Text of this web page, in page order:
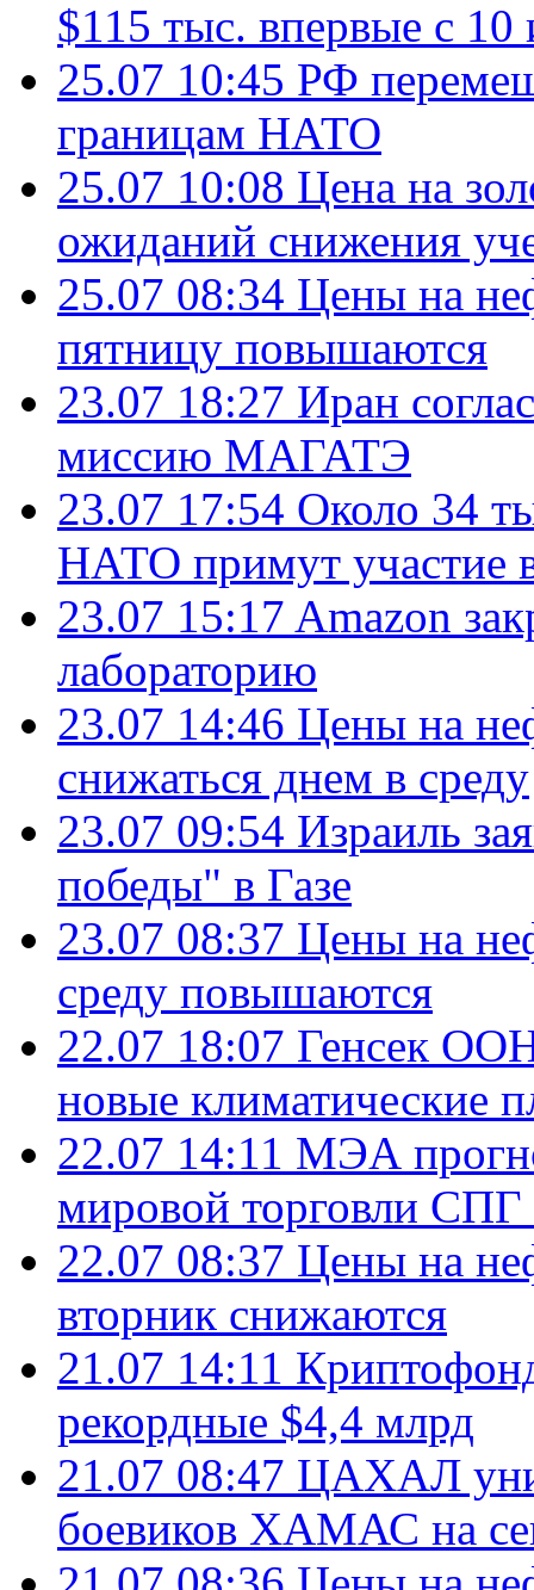
$115 тыс. впервые с 10
25.07 10:45 РФ
границам НАТО
25.07 10:08 Цена на
ожиданий снижения
25.07 08:34 Цены на
пятницу повышаются
23.07 18:27 Иран
миссию МАГАТЭ
23.07 17:54 Около 34
НАТО примут участие
23.07 15:17 Amazon
лабораторию
23.07 14:46 Цены на
снижаться днем в среду
23.07 09:54 Израиль
победы" в Газе
23.07 08:37 Цены на
среду повышаются
22.07 18:07 Генсек ООН
новые климатические
22.07 14:11 МЭА
мировой торговли СПГ
22.07 08:37 Цены на
вторник снижаются
21.07 14:11
рекордные $4,4 млрд
21.07 08:47 ЦАХАЛ
боевиков ХАМАС на